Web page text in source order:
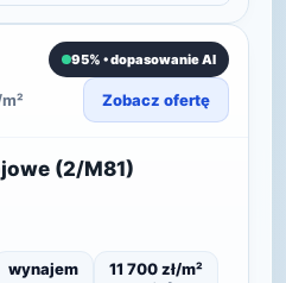
95% • dopasowanie AI
Zobacz ofertę
(2/M81)
wynajem 11 700 zł/m²